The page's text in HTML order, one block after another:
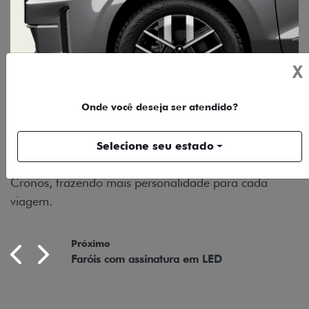
As rodas de liga leve com desenho dinâmico e
acabamento diamantado elevam o estilo do Fiat
Cronos, trazendo mais personalidade para cada
viagem.
Previous
Next
Próximo
Faróis com assinatura em LED
X
Onde você deseja ser atendido?
Selecione seu estado